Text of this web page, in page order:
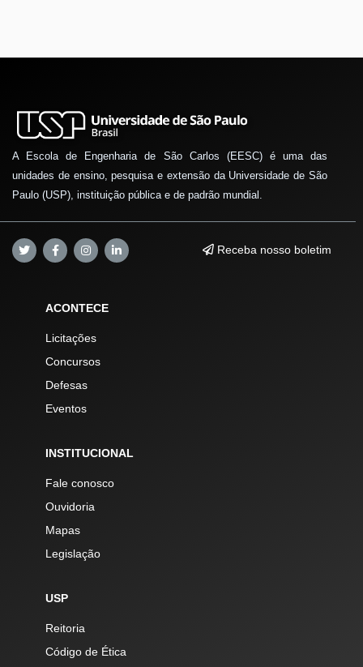
A Escola de Engenharia de São Carlos (EESC) é uma das
unidades de ensino, pesquisa e extensão da Universidade de São
Paulo (USP), instituição pública e de padrão mundial.
Receba nosso boletim
ACONTECE
Licitações
Concursos
Defesas
Eventos
INSTITUCIONAL
Fale conosco
Ouvidoria
Mapas
Legislação
USP
Reitoria
Código de Ética